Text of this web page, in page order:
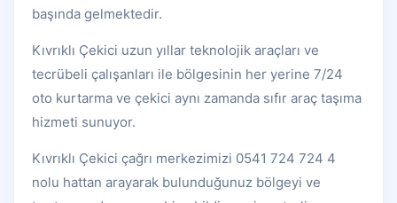
başında gelmektedir.
Kıvrıklı Çekici uzun yıllar teknolojik araçları ve
tecrübeli çalışanları ile bölgesinin her yerine 7/24
oto kurtarma ve çekici aynı zamanda sıfır araç taşıma
hizmeti sunuyor.
Kıvrıklı Çekici çağrı merkezimizi 0541 724 724 4
nolu hattan arayarak bulunduğunuz bölgeyi ve